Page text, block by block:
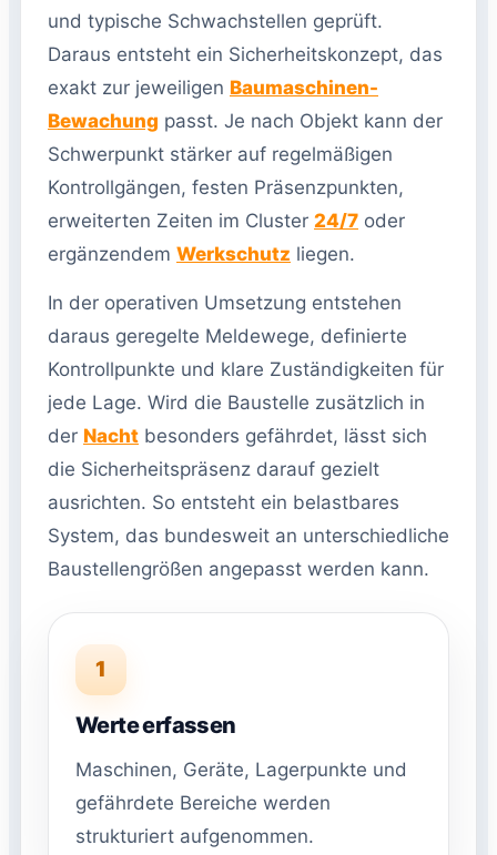
und typische Schwachstellen geprüft.
Daraus entsteht ein Sicherheitskonzept, das
exakt zur jeweiligen Baumaschinen-
Bewachung passt. Je nach Objekt kann der
Schwerpunkt stärker auf regelmäßigen
Kontrollgängen, festen Präsenzpunkten,
erweiterten Zeiten im Cluster 24/7 oder
ergänzendem Werkschutz liegen.
In der operativen Umsetzung entstehen
daraus geregelte Meldewege, definierte
Kontrollpunkte und klare Zuständigkeiten für
jede Lage. Wird die Baustelle zusätzlich in
der Nacht besonders gefährdet, lässt sich
die Sicherheitspräsenz darauf gezielt
ausrichten. So entsteht ein belastbares
System, das bundesweit an unterschiedliche
Baustellengrößen angepasst werden kann.
1
Werte erfassen
Maschinen, Geräte, Lagerpunkte und
gefährdete Bereiche werden
strukturiert aufgenommen.